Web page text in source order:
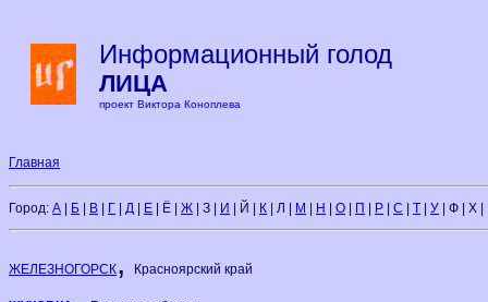
Информационный голод
ЛИЦА
проект Виктора Коноплева
Главная
Город: А Б В Г Д Е | Ё | Ж | З | И | Й | К | Л | М Н О П Р С Т У | Ф | Х
ЖЕЛЕЗНОГОРСК, Красноярский край